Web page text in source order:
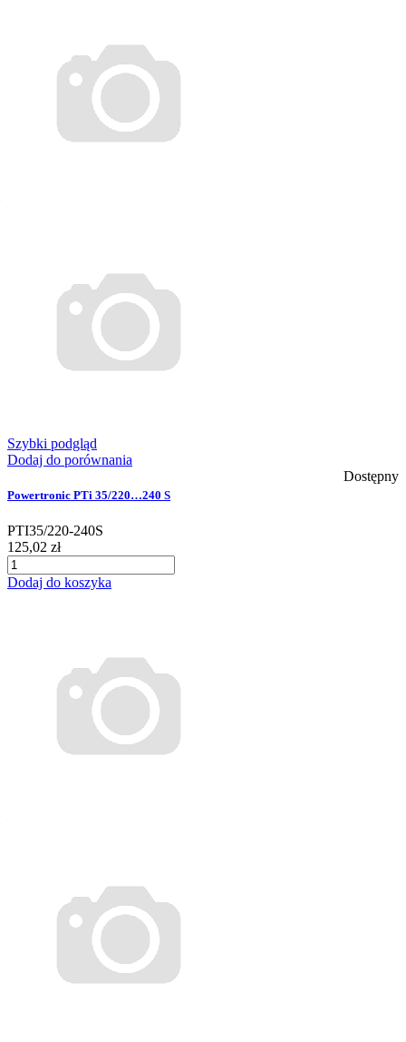
Szybki podgląd
Dodaj do porównania
Dostępny
Powertronic PTi 35/220…240 S
PTI35/220-240S
125,02 zł
Dodaj do koszyka